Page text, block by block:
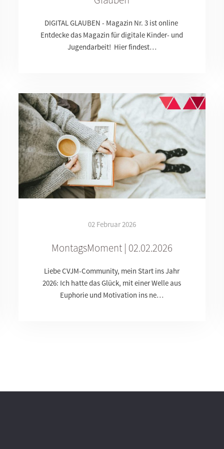
DIGITAL GLAUBEN - Magazin Nr. 3 ist online
Entdecke das Magazin für digitale Kinder- und
Jugendarbeit! Hier findest…
02 Februar 2026
MontagsMoment | 02.02.2026
Liebe CVJM-Community, mein Start ins Jahr
2026: Ich hatte das Glück, mit einer Welle aus
Euphorie und Motivation ins ne…